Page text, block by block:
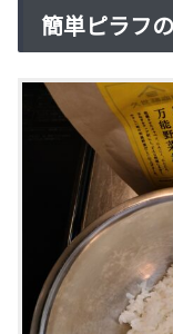
簡単ピラフ